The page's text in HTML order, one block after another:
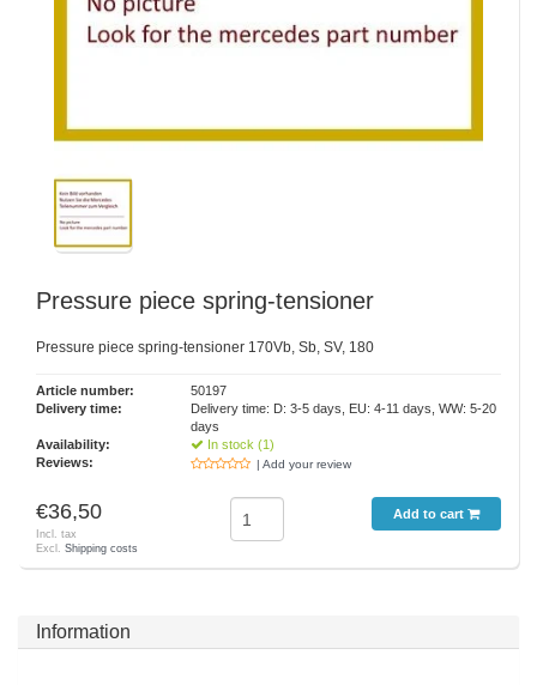
Pressure piece spring-tensioner
Pressure piece spring-tensioner 170Vb, Sb, SV, 180
Article number:
50197
Delivery time:
Delivery time: D: 3-5 days, EU: 4-11 days, WW: 5-20
days
Availability:
In stock (1)
Reviews:
| Add your review
€36,50
Incl. tax
Excl. Shipping costs
Add to cart
Information